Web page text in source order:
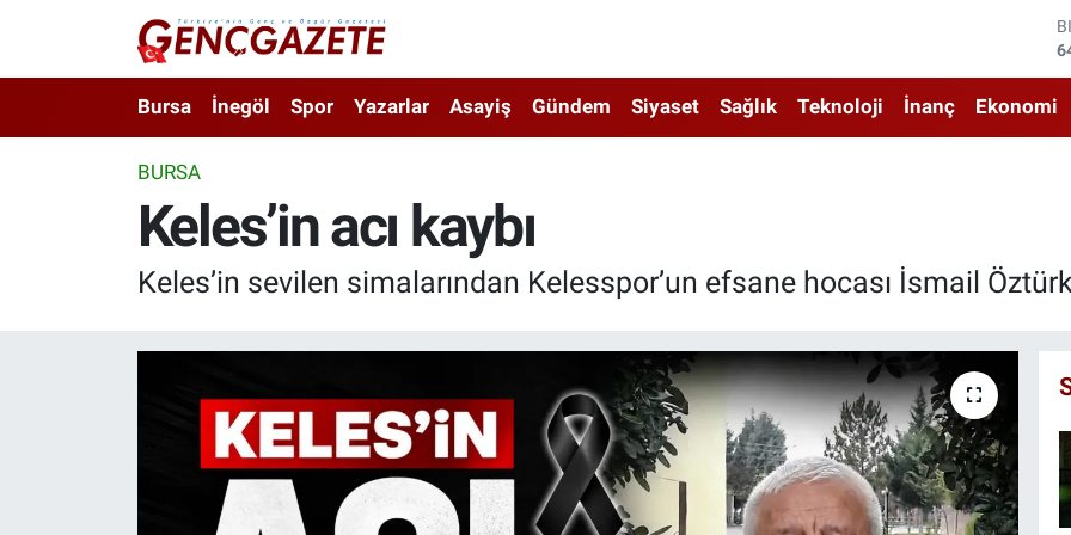
Bursa İnegöl Spor Yazarlar Asayiş Gündem Siyaset Sağlık Teknoloji İnanç Ekonomi
BURSA
Keles’in acı kaybı
Keles’in sevilen simalarından Kelesspor’un efsane hocası İsmail
3.SAYFA
Nöbetçi Eczaneler
Trafik Durumu
Süper Lig Puan Durumu ve Fikstür
Son Dakika Haberleri